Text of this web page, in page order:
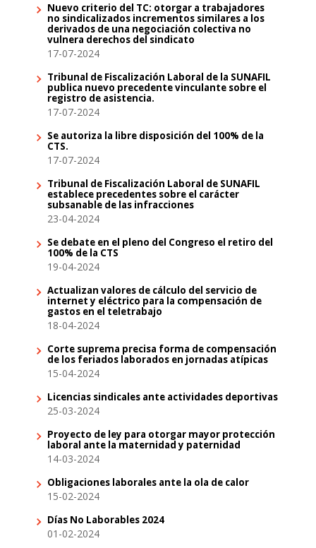
Nuevo criterio del TC: otorgar a trabajadores
no sindicalizados incrementos similares a los
derivados de una negociación colectiva no
vulnera derechos del sindicato
17-07-2024
Tribunal de Fiscalización Laboral de la SUNAFIL
publica nuevo precedente vinculante sobre el
registro de asistencia.
17-07-2024
Se autoriza la libre disposición del 100% de la
CTS.
17-07-2024
Tribunal de Fiscalización Laboral de SUNAFIL
establece precedentes sobre el carácter
subsanable de las infracciones
23-04-2024
Se debate en el pleno del Congreso el retiro del
100% de la CTS
19-04-2024
Actualizan valores de cálculo del servicio de
internet y eléctrico para la compensación de
gastos en el teletrabajo
18-04-2024
Corte suprema precisa forma de compensación
de los feriados laborados en jornadas atípicas
15-04-2024
Licencias sindicales ante actividades deportivas
25-03-2024
Proyecto de ley para otorgar mayor protección
laboral ante la maternidad y paternidad
14-03-2024
Obligaciones laborales ante la ola de calor
15-02-2024
Días No Laborables 2024
01-02-2024